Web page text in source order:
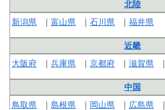
北陸
新潟県
富山県 石川県 福井県
近畿
大阪府
兵庫県 京都府 滋賀県
中国
鳥取県
島根県 岡山県 広島県